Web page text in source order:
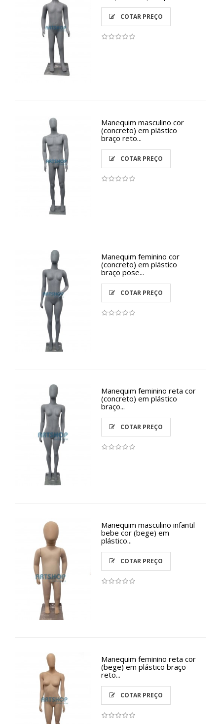
COTAR PREÇO
Manequim masculino cor
(concreto) em plástico
braço reto...
COTAR PREÇO
Manequim feminino cor
(concreto) em plástico
braço pose...
COTAR PREÇO
Manequim feminino reta cor
(concreto) em plástico
braço...
COTAR PREÇO
Manequim masculino infantil
bebe cor (bege) em
plástico...
COTAR PREÇO
Manequim feminino reta cor
(bege) em plástico braço
reto...
COTAR PREÇO